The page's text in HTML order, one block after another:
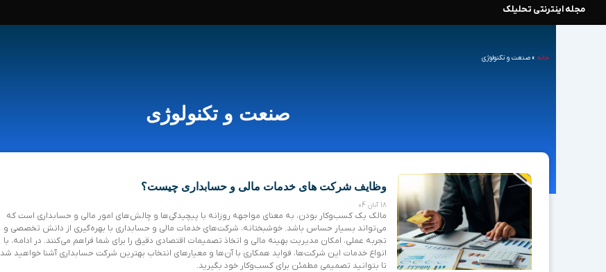
مجله اینترنتی تحلیلک
خانه » صنعت و تکنولوژی
صنعت و تکنولوژی
وظایف شرکت های خدمات مالی و حسابداری چیست؟
18 آبان 04
مالک یک کسب‌وکار بودن، به معنای مواجهه روزانه با پیچیدگی‌ها و چالش‌های امور مالی و حسابداری است که
می‌تواند بسیار حساس باشد. خوشبختانه، شرکت‌های خدمات مالی و حسابداری با بهره‌گیری از دانش تخصصی و
تجربه عملی، امکان مدیریت بهینه مالی و اتخاذ تصمیمات اقتصادی دقیق را برای شما فراهم می‌کنند. در ادامه، با
انواع خدمات این شرکت‌ها، فواید همکاری با آن‌ها و معیارهای انتخاب بهترین شرکت حسابداری آشنا خواهید شد
تا بتوانید تصمیمی مطمئن برای کسب‌وکار خود بگیرید.